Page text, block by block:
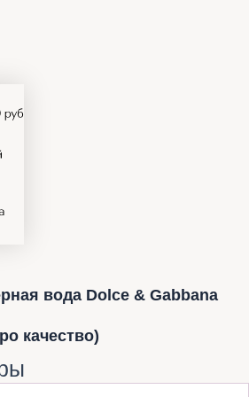
вода Dolce & Gabbana
качество)